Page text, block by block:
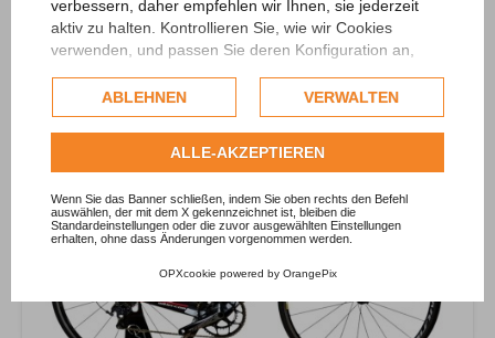
verbessern, daher empfehlen wir Ihnen, sie jederzeit
aktiv zu halten. Kontrollieren Sie, wie wir Cookies
verwenden, und passen Sie deren Konfiguration an,
kommerzielle Cookies werden nur nach Einholung der
Zustimmung des Nutzers verwendet.
Sehen Sie sich die vollständige Cookie-Richtlinie
an.
ABLEHNEN VERWALTEN
ALLE-AKZEPTIEREN
Wenn Sie das Banner schließen, indem Sie oben rechts den Befehl
auswählen, der mit dem X gekennzeichnet ist, bleiben die
Standardeinstellungen oder die zuvor ausgewählten Einstellungen
erhalten, ohne dass Änderungen vorgenommen werden.
OPXcookie powered by OrangePix
Rennrad | Verleih | München
Verfügbar in München